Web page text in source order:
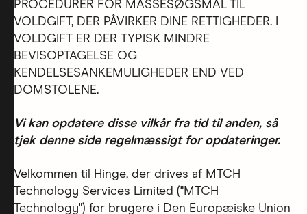
PROCEDURER FOR MASSESØGSMÅL TIL
VOLDGIFT, DER PÅVIRKER DINE RETTIGHEDER. I
VOLDGIFT ER DER TYPISK MINDRE
BEVISOPTAGELSE OG
KENDELSESANKEMULIGHEDER END VED
DOMSTOLENE.
Vi kan opdatere disse vilkår fra tid til anden, så
tjek denne side regelmæssigt for opdateringer.
Velkommen til Hinge, der drives af MTCH
Technology Services Limited ("MTCH
Technology") for brugere i Den Europæiske Union